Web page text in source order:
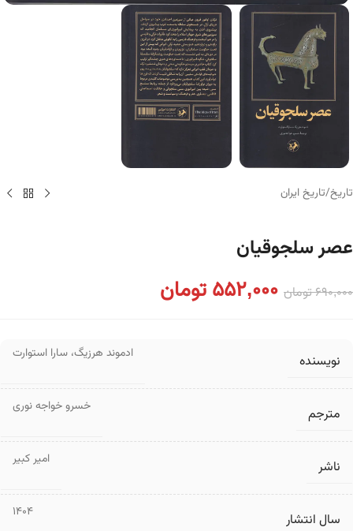
تاریخ/تاریخ ایران
عصر سلجوقیان
690,000تومان 552,000تومان
نویسنده ادموند هرزیگ، سارا استوارت
مترجم خسرو خواجه نوری
ناشر امیر کبیر
سال انتشار 1404